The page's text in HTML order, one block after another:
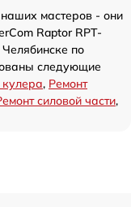
мастеров - они
Raptor RPT-
по
следующие
, Ремонт
силовой части,